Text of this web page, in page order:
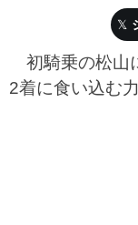
初騎乗の松山
2着に食い込む